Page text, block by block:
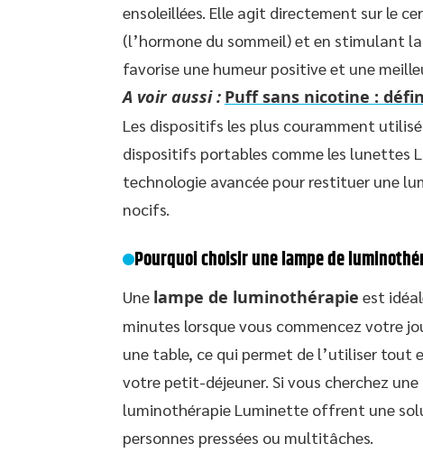
ensoleillées. Elle agit directement sur le
(l’hormone du sommeil) et en stimulant
favorise une humeur positive et une
A voir aussi : Puff sans nicotine :
Les dispositifs les plus couramment
dispositifs portables comme les lunettes
technologie avancée pour restituer une
nocifs.
Pourquoi choisir une lampe de
Une lampe de luminothérapie est
minutes lorsque vous commencez votre
une table, ce qui permet de l’utiliser
votre petit-déjeuner. Si vous cherchez
luminothérapie Luminette offrent une
personnes pressées ou multitâches.